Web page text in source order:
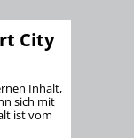
City
Inhalt,
sich mit
ist vom